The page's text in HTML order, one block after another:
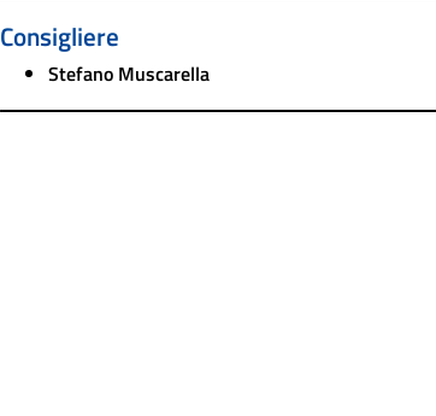
Consigliere
Stefano Muscarella